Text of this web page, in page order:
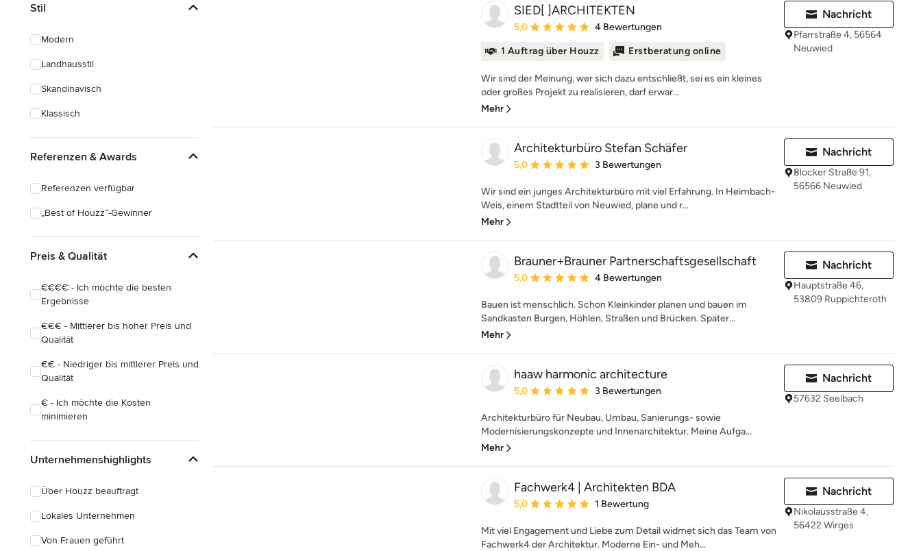
Stil
Modern
Landhausstil
Skandinavisch
Klassisch
Referenzen & Awards
Referenzen verfügbar
„Best of Houzz“-Gewinner
Preis & Qualität
€€€€ - Ich möchte die besten
Ergebnisse
€€€ - Mittlerer bis hoher Preis und
Qualität
€€ - Niedriger bis mittlerer Preis und
Qualität
€ - Ich möchte die Kosten
minimieren
Unternehmenshighlights
Über Houzz beauftragt
Lokales Unternehmen
Von Frauen geführt
SIED[ ]ARCHITEKTEN
Durchschnittliche Bewertung: 5 von 5 Sternen
5,0 4 Bewertungen
1 Auftrag über Houzz Erstberatung online
Wir sind der Meinung, wer sich dazu entschließt, sei es ein kleines
oder großes Projekt zu realisieren, darf erwar...
Mehr
Nachricht
Pfarrstraße 4, 56564
Neuwied
Architekturbüro Stefan Schäfer
Durchschnittliche Bewertung: 5 von 5 Sternen
5,0 3 Bewertungen
Wir sind ein junges Architekturbüro mit viel Erfahrung. In Heimbach-
Weis, einem Stadtteil von Neuwied, plane und r...
Mehr
Nachricht
Blocker Straße 91,
56566 Neuwied
Brauner+Brauner Partnerschaftsgesellschaft
Durchschnittliche Bewertung: 5 von 5 Sternen
5,0 4 Bewertungen
Bauen ist menschlich. Schon Kleinkinder planen und bauen im
Sandkasten Burgen, Höhlen, Straßen und Brücken. Später...
Mehr
Nachricht
Hauptstraße 46,
53809 Ruppichteroth
haaw harmonic architecture
Durchschnittliche Bewertung: 5 von 5 Sternen
5,0 3 Bewertungen
Architekturbüro für Neubau, Umbau, Sanierungs- sowie
Modernisierungskonzepte und Innenarchitektur. Meine Aufga...
Mehr
Nachricht
57632 Seelbach
Fachwerk4 | Architekten BDA
Durchschnittliche Bewertung: 5 von 5 Sternen
5,0 1 Bewertung
Mit viel Engagement und Liebe zum Detail widmet sich das Team von
Fachwerk4 der Architektur. Moderne Ein- und Meh...
Nachricht
Nikolausstraße 4,
56422 Wirges